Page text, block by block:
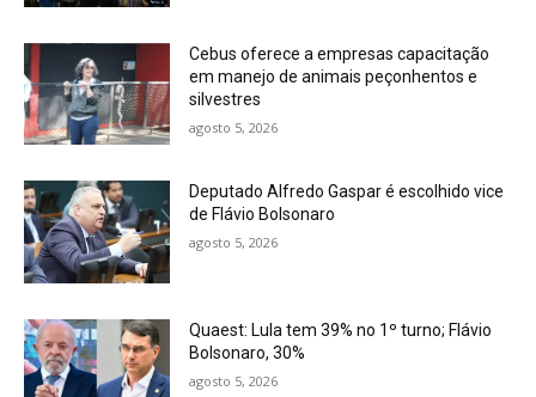
Cebus oferece a empresas capacitação
em manejo de animais peçonhentos e
silvestres
agosto 5, 2026
Deputado Alfredo Gaspar é escolhido vice
de Flávio Bolsonaro
agosto 5, 2026
Quaest: Lula tem 39% no 1º turno; Flávio
Bolsonaro, 30%
agosto 5, 2026